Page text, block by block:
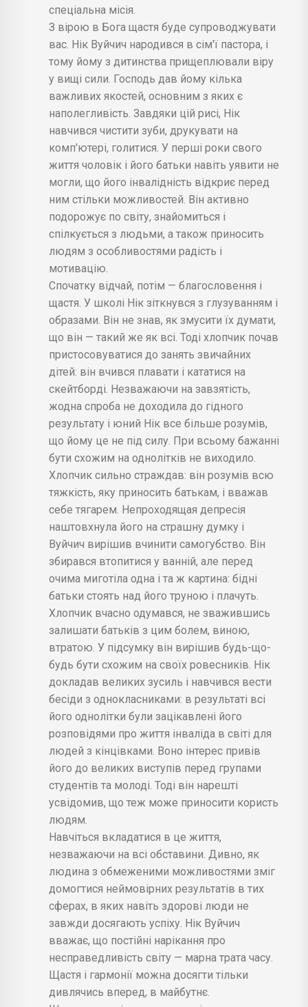
спеціальна місія.
З вірою в Бога щастя буде супроводжувати
вас. Нік Вуйчич народився в сім'ї пастора, і
тому йому з дитинства прищеплювали віру
у вищі сили. Господь дав йому кілька
важливих якостей, основним з яких є
наполегливість. Завдяки цій рисі, Нік
навчився чистити зуби, друкувати на
комп'ютері, голитися. У перші роки свого
життя чоловік і його батьки навіть уявити не
могли, що його інвалідність відкриє перед
ним стільки можливостей. Він активно
подорожує по світу, знайомиться і
спілкується з людьми, а також приносить
людям з особливостями радість і
мотивацію.
Спочатку відчай, потім — благословення і
щастя. У школі Нік зіткнувся з глузуванням і
образами. Він не знав, як змусити їх думати,
що він — такий же як всі. Тоді хлопчик почав
пристосовуватися до занять звичайних
дітей: він вчився плавати і кататися на
скейтборді. Незважаючи на завзятість,
жодна спроба не доходила до гідного
результату і юний Нік все більше розумів,
що йому це не під силу. При всьому бажанні
бути схожим на однолітків не виходило.
Хлопчик сильно страждав: він розумів всю
тяжкість, яку приносить батькам, і вважав
себе тягарем. Непроходящая депресія
наштовхнула його на страшну думку і
Вуйчич вирішив вчинити самогубство. Він
збирався втопитися у ванній, але перед
очима миготіла одна і та ж картина: бідні
батьки стоять над його труною і плачуть.
Хлопчик вчасно одумався, не зважившись
залишати батьків з цим болем, виною,
втратою. У підсумку він вирішив будь-що-
будь бути схожим на своїх ровесників. Нік
докладав великих зусиль і навчився вести
бесіди з однокласниками: в результаті всі
його однолітки були зацікавлені його
розповідями про життя інваліда в світі для
людей з кінцівками. Воно інтерес привів
його до великих виступів перед групами
студентів та молоді. Тоді він нарешті
усвідомив, що теж може приносити користь
людям.
Навчіться вкладатися в це життя,
незважаючи на всі обставини. Дивно, як
людина з обмеженими можливостями зміг
домогтися неймовірних результатів в тих
сферах, в яких навіть здорові люди не
завжди досягають успіху. Нік Вуйчич
вважає, що постійні нарікання про
несправедливість світу — марна трата часу.
Щастя і гармонії можна досягти тільки
дивлячись вперед, в майбутнє.